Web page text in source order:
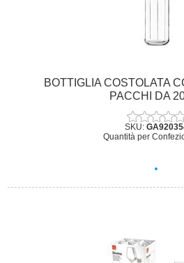
BOTTIGLIA COSTOLATA
PACCHI DA
SKU:
Quantità per